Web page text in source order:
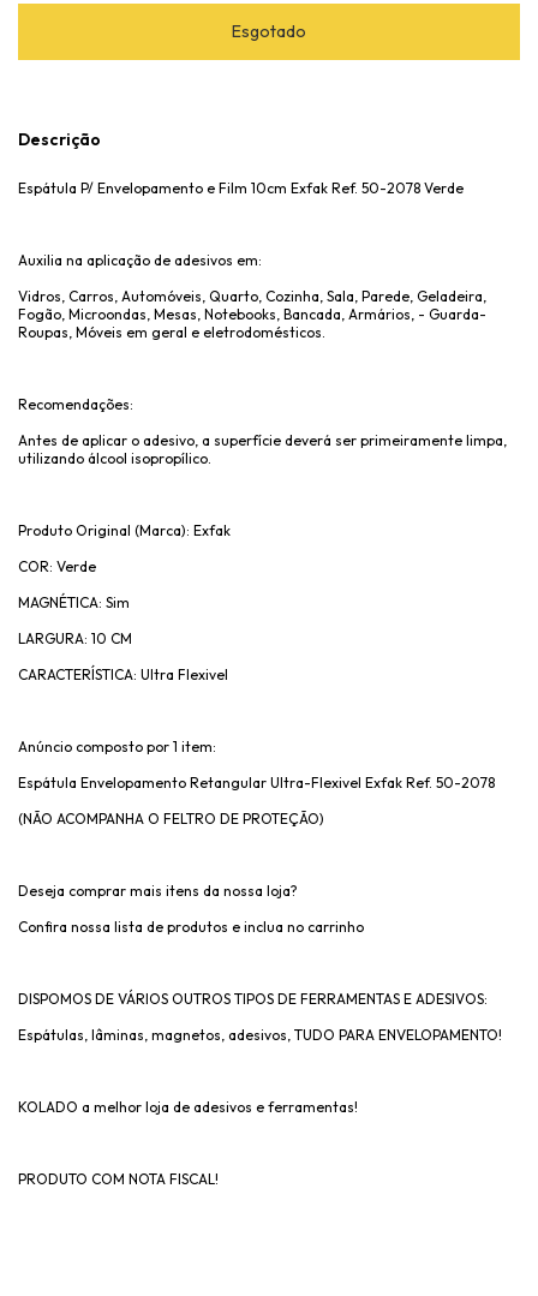
Descrição
Espátula P/ Envelopamento e Film 10cm Exfak Ref. 50-2078 Verde
Auxilia na aplicação de adesivos em:
Vidros, Carros, Automóveis, Quarto, Cozinha, Sala, Parede, Geladeira,
Fogão, Microondas, Mesas, Notebooks, Bancada, Armários, - Guarda-
Roupas, Móveis em geral e eletrodomésticos.
Recomendações:
Antes de aplicar o adesivo, a superfície deverá ser primeiramente limpa,
utilizando álcool isopropílico.
Produto Original (Marca): Exfak
COR: Verde
MAGNÉTICA: Sim
LARGURA: 10 CM
CARACTERÍSTICA: Ultra Flexivel
Anúncio composto por 1 item:
Espátula Envelopamento Retangular Ultra-Flexivel Exfak Ref. 50-2078
(NÃO ACOMPANHA O FELTRO DE PROTEÇÃO)
Deseja comprar mais itens da nossa loja?
Confira nossa lista de produtos e inclua no carrinho
DISPOMOS DE VÁRIOS OUTROS TIPOS DE FERRAMENTAS E ADESIVOS:
Espátulas, lâminas, magnetos, adesivos, TUDO PARA ENVELOPAMENTO!
KOLADO a melhor loja de adesivos e ferramentas!
PRODUTO COM NOTA FISCAL!